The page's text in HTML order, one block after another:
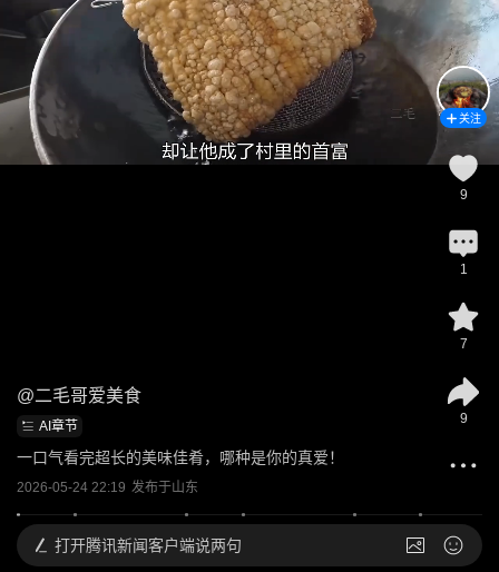
@二毛哥爱美食
AI章节
一口气看完超长的美味佳肴，哪种是你的真爱！
2026-05-24 22:19 发布于山东
关注
9
1
7
9
打开腾讯新闻客户端说两句